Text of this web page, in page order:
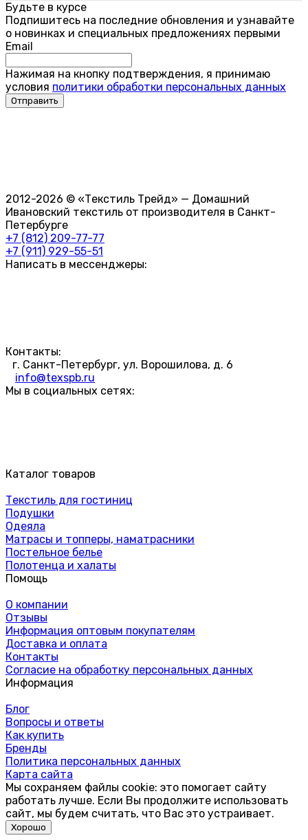
Будьте в курсе
Подпишитесь на последние обновления и узнавайте
о новинках и специальных предложениях первыми
Email
Нажимая на кнопку подтверждения, я принимаю
условия политики обработки персональных данных
2012-2026 © «Текстиль Трейд» — Домашний
Ивановский текстиль от производителя в Санкт-
Петербурге
+7 (812) 209-77-77
+7 (911) 929-55-51
Написать в мессенджеры:
Контакты:
г. Санкт-Петербург, ул. Ворошилова, д. 6
info@texspb.ru
Мы в социальных сетях:
Каталог товаров
Текстиль для гостиниц
Подушки
Одеяла
Матрасы и топперы, наматрасники
Постельное белье
Полотенца и халаты
Помощь
О компании
Отзывы
Информация оптовым покупателям
Доставка и оплата
Контакты
Согласие на обработку персональных данных
Информация
Блог
Вопросы и ответы
Как купить
Бренды
Политика персональных данных
Карта сайта
Мы сохраняем файлы cookie: это помогает сайту
работать лучше. Если Вы продолжите использовать
сайт, мы будем считать, что Вас это устраивает.
Хорошо